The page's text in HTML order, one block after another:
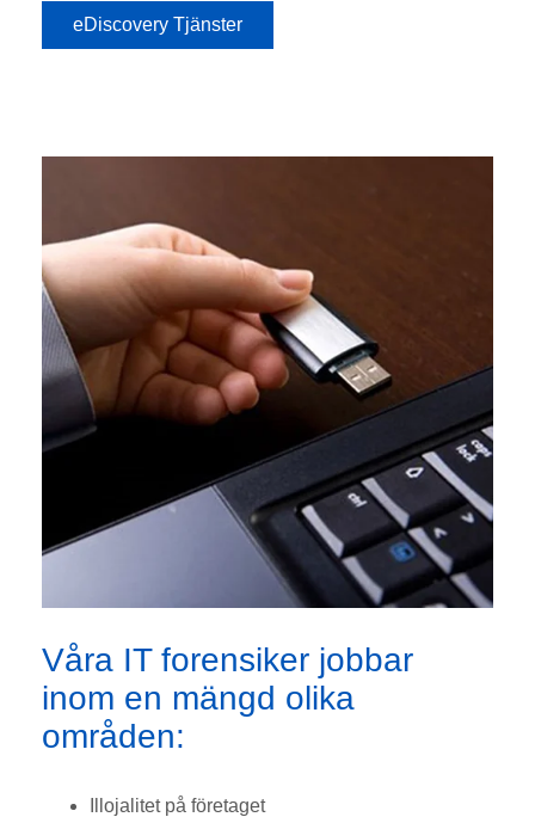
eDiscovery Tjänster
Våra IT forensiker jobbar
inom en mängd olika
områden:
Illojalitet på företaget